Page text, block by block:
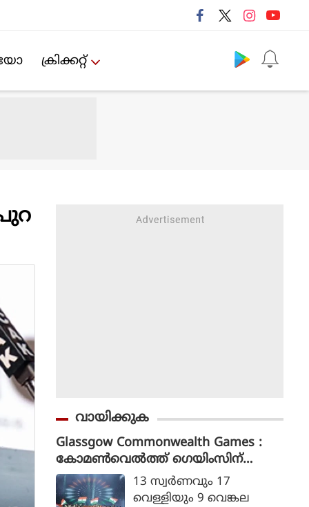
ക്രിക്കറ്റ്‌
വായിക്കുക
Glassgow Commonwealth Games :
കോമൺവെൽത്ത് ഗെയിംസിന്
ഗ്ലാസ്ഗോയിൽ കൊടിയിറങ്ങി, മെഡ
ൽ നേട്ടത്തിൽ ഇന്ത്യ നാലാമത്
13 സ്വര്‍ണവും 17
വെള്ളിയും 9 വെങ്കല